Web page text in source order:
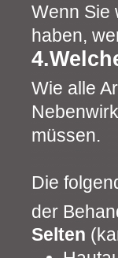
Wenn Sie
haben,
Wie alle
müssen.
Die
der
Selten